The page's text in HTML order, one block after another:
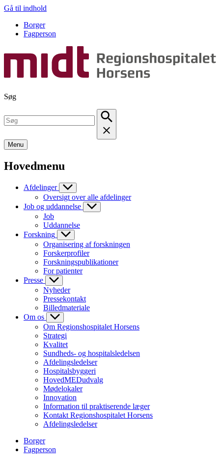
Gå til indhold
Borger
Fagperson
Søg
Menu
Hovedmenu
Afdelinger
Oversigt over alle afdelinger
Job og uddannelse
Job
Uddannelse
Forskning
Organisering af forskningen
Forskerprofiler
Forskningspublikationer
For patienter
Presse
Nyheder
Pressekontakt
Billedmateriale
Om os
Om Regionshospitalet Horsens
Strategi
Kvalitet
Sundheds- og hospitalsledelsen
Afdelingsledelser
Hospitalsbyggeri
HovedMEDudvalg
Mødelokaler
Innovation
Information til praktiserende læger
Kontakt Regionshospitalet Horsens
Afdelingsledelser
Borger
Fagperson